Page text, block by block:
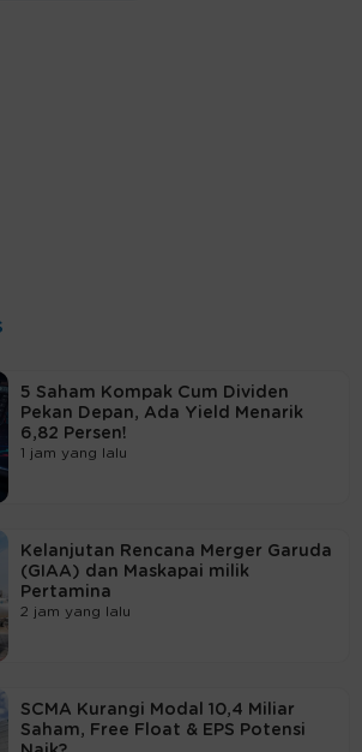
5 Saham Kompak Cum Dividen
Pekan Depan, Ada Yield Menarik
6,82 Persen!
1 jam yang lalu
Kelanjutan Rencana Merger Garuda
(GIAA) dan Maskapai milik
Pertamina
2 jam yang lalu
SCMA Kurangi Modal 10,4 Miliar
Saham, Free Float & EPS Potensi